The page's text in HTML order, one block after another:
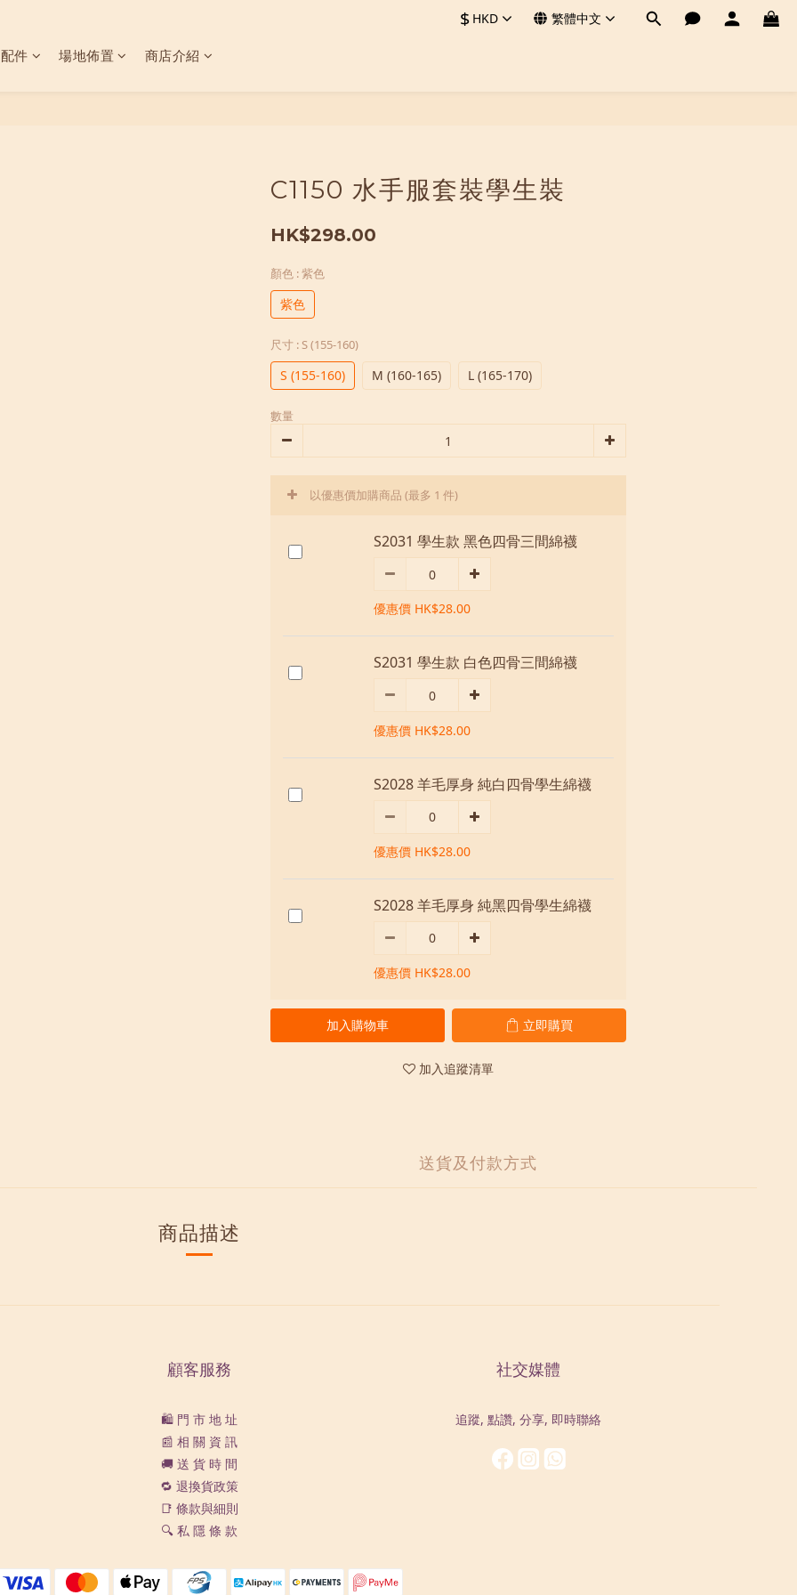
$ HKD 繁體中文
件 場地佈置 商店介紹
C1150 水手服套裝學生裝
HK$298.00
顏色 : 紫色
紫色
尺寸 : S (155-160)
S (155-160) M (160-165) L (165-170)
數量
以優惠價加購商品 (最多 1 件)
S2031 學生款 黑色四骨三間綿襪
優惠價 HK$28.00
S2031 學生款 白色四骨三間綿襪
優惠價 HK$28.00
S2028 羊毛厚身 純白四骨學生綿襪
優惠價 HK$28.00
S2028 羊毛厚身 純黑四骨學生綿襪
優惠價 HK$28.00
加入購物車 立即購買
加入追蹤清單
送貨及付款方式
商品描述
顧客服務
🛍️ 門 市 地 址
📰 相 關 資 訊
🚚 送 貨 時 間
🔁 退換貨政策
📑 條款與細則
🔍 私 隱 條 款
社交媒體
追蹤, 點讚, 分享, 即時聯絡